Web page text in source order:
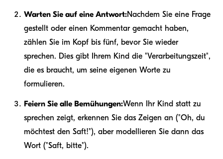
Warten Sie auf eine Antwort:Nachdem Sie eine Frage
gestellt oder einen Kommentar gemacht haben,
zählen Sie im Kopf bis fünf, bevor Sie wieder
sprechen. Dies gibt Ihrem Kind die "Verarbeitungszeit",
die es braucht, um seine eigenen Worte zu
formulieren.
Feiern Sie alle Bemühungen:Wenn Ihr Kind statt zu
sprechen zeigt, erkennen Sie das Zeigen an ("Oh, du
möchtest den Saft!"), aber modellieren Sie dann das
Wort ("Saft, bitte").